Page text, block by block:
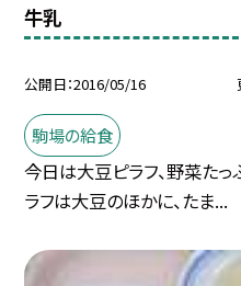
牛乳
公開日 2016/05/16
駒場の給食
今日は大豆ピラフ、野菜たっ
ラフは大豆のほかに、たま...